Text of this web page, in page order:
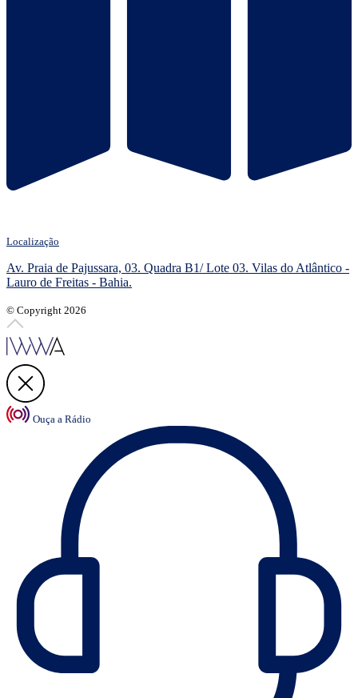
Localização
Av. Praia de Pajussara, 03. Quadra B1/ Lote 03. Vilas do Atlântico -
Lauro de Freitas - Bahia.
© Copyright 2026
Ouça a Rádio